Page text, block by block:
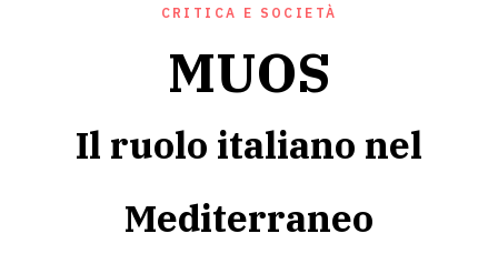
CRITICA E SOCIETÀ
MUOS
Il ruolo italiano nel
Mediterraneo